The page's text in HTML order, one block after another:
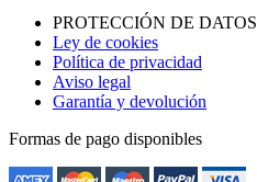
PROTECCIÓN DE DATOS
Ley de cookies
Política de privacidad
Aviso legal
Garantía y devolución
Formas de pago disponibles